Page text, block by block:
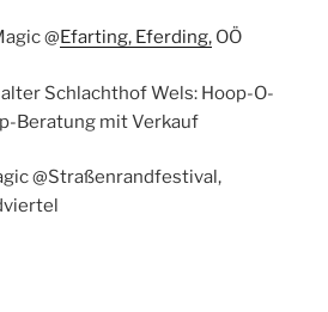
@ Efarting, Eferding, OÖ
alter Schlachthof Wels: Hoop-O-
Beratung mit Verkauf
@Straßenrandfestival,